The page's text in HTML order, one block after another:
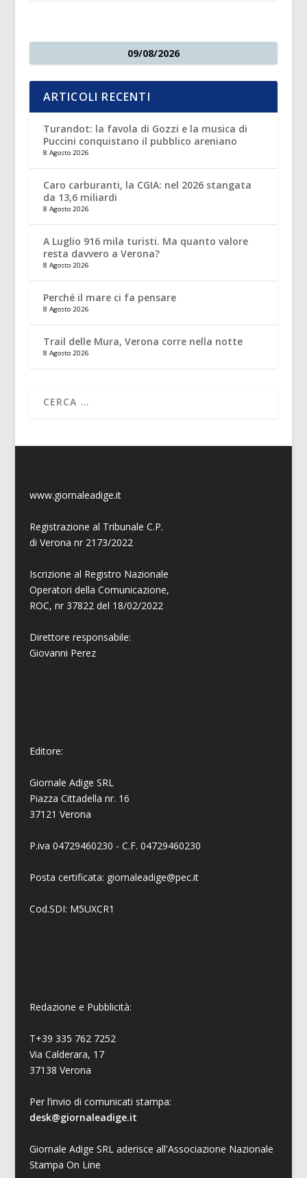
09/08/2026
ARTICOLI RECENTI
Turandot: la favola di Gozzi e la musica di
Puccini conquistano il pubblico areniano
8 Agosto 2026
Caro carburanti, la CGIA: nel 2026 stangata
da 13,6 miliardi
8 Agosto 2026
A Luglio 916 mila turisti. Ma quanto valore
resta davvero a Verona?
8 Agosto 2026
Perché il mare ci fa pensare
8 Agosto 2026
Trail delle Mura, Verona corre nella notte
8 Agosto 2026
www.giornaleadige.it
Registrazione al Tribunale C.P.
di Verona nr 2173/2022
Iscrizione al Registro Nazionale
Operatori della Comunicazione,
ROC, nr 37822 del 18/02/2022
Direttore responsabile:
Giovanni Perez
Editore:
Giornale Adige SRL
Piazza Cittadella nr. 16
37121 Verona
P.iva 04729460230 - C.F. 04729460230
Posta certificata: giornaleadige@pec.it
Cod.SDI: M5UXCR1
Redazione e Pubblicità:
T+39 335 762 7252
Via Calderara, 17
37138 Verona
Per l’invio di comunicati stampa:
desk@giornaleadige.it
Giornale Adige SRL aderisce all'Associazione Nazionale
Stampa On Line